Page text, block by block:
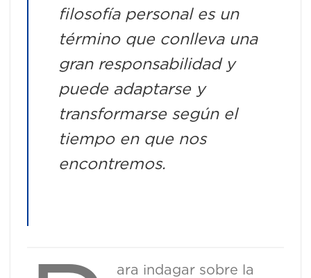
filosofía personal es un
término que conlleva una
gran responsabilidad y
puede adaptarse y
transformarse según el
tiempo en que nos
encontremos.
ara indagar sobre la